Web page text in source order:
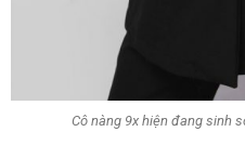
Cô nàng 9x hiện đang sinh